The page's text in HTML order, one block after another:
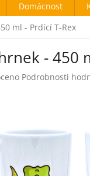
Domácnost
ml - Prdící T-Rex
- 450
Podrobnosti